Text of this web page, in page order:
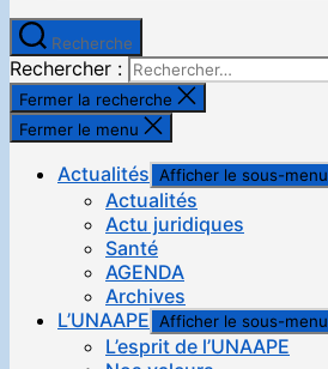
Recherche
Rechercher :
Fermer la recherche
Fermer le menu
Actualités Afficher le sous-menu
Actualités
Actu juridiques
Santé
AGENDA
Archives
L’UNAAPE Afficher le sous-menu
L’esprit de l’UNAAPE